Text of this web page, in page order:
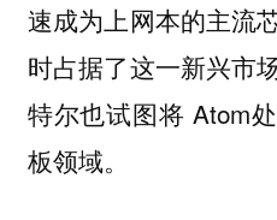
速成为上网本的主流
时占据了这一新兴市
特尔也试图将 Atom
板领域。